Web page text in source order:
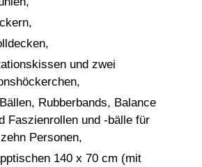
und zwei
Rubberbands, Balance
Faszienrollen und -bälle für
Personen,
140 x 70 cm (mit